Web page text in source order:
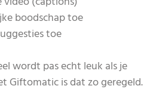
boodschap toe
toe
wordt pas echt leuk als je
Giftomatic is dat zo geregeld.